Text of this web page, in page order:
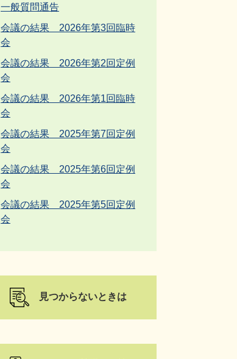
一般質問通告
会議の結果 2026年第3回臨時
会
会議の結果 2026年第2回定例
会
会議の結果 2026年第1回臨時
会
会議の結果 2025年第7回定例
会
会議の結果 2025年第6回定例
会
会議の結果 2025年第5回定例
会
見つからないときは